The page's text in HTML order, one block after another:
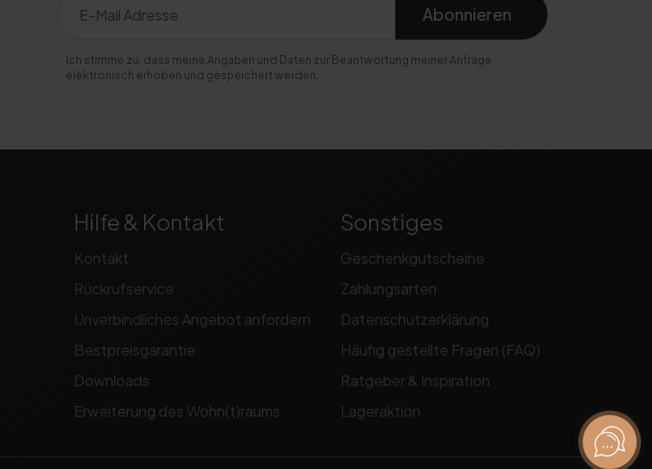
Abonnieren
Ich stimme zu, dass meine Angaben und Daten zur Beantwortung meiner Anfrage
elektronisch erhoben und gespeichert werden.
Hilfe & Kontakt
Kontakt
Rückrufservice
Unverbindliches Angebot anfordern
Bestpreisgarantie
Downloads
Erweiterung des Wohn(t)raums
Sonstiges
Geschenkgutscheine
Zahlungsarten
Datenschutzerklärung
Häufig gestellte Fragen (FAQ)
Ratgeber & Inspiration
Lageraktion